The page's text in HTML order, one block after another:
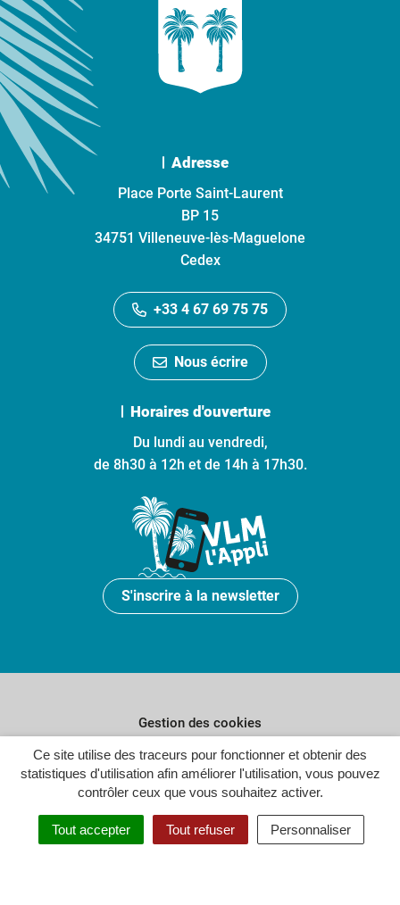
Ce site utilise des traceurs pour fonctionner et obtenir des
statistiques d'utilisation afin améliorer l'utilisation, vous pouvez
contrôler ceux que vous souhaitez activer.
Tout accepter Tout refuser Personnaliser
Adresse
Place Porte Saint-Laurent
BP 15
34751 Villeneuve-lès-Maguelone
Cedex
+33 4 67 69 75 75
Nous écrire
Horaires d'ouverture
Du lundi au vendredi,
de 8h30 à 12h et de 14h à 17h30.
S'inscrire à la newsletter
Gestion des cookies
Plan du site
Politique de confidentialité
Crédits